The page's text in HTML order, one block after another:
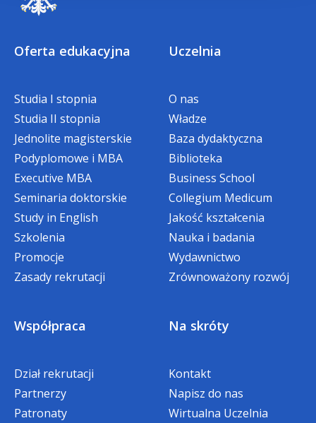
czesnego przysługuje studentom,
semestr*w terminie:
do 28 lutego w semestrze letnim.
*W przypadku gdy w danym semestrze
student korzysta z innej zniżki, bonifikata
nie obowiązuje.
STUDIA PIERWSZEGO
STOPNIA/JEDNOLITE
MAGISTERSKIE
Bonifikata specjalna w wysokości dwóch
dlaAbsolwentów Akademii WSB
rozpoczynających studia niestacjonarne
I stopnia
jednolite magisterskie
Kinga Muśnicka, Specjalista ds.
studenckich i rekrutacji
telefon:+48 608 670 533
e-mail:kinga.musnicka@wsb.edu.pl
Oferta edukacyjna
Studia I stopnia
Studia II stopnia
Jednolite magisterskie
Podyplomowe i MBA
Executive MBA
Seminaria doktorskie
Study in English
Szkolenia
Promocje
Zasady rekrutacji
Uczelnia
O nas
Władze
Baza dydaktyczna
Biblioteka
Business School
Collegium Medicum
Jakość kształcenia
Nauka i badania
Wydawnictwo
Zrównoważony rozwój
Współpraca
Dział rekrutacji
Partnerzy
Patronaty
Na skróty
Kontakt
Napisz do nas
Wirtualna Uczelnia